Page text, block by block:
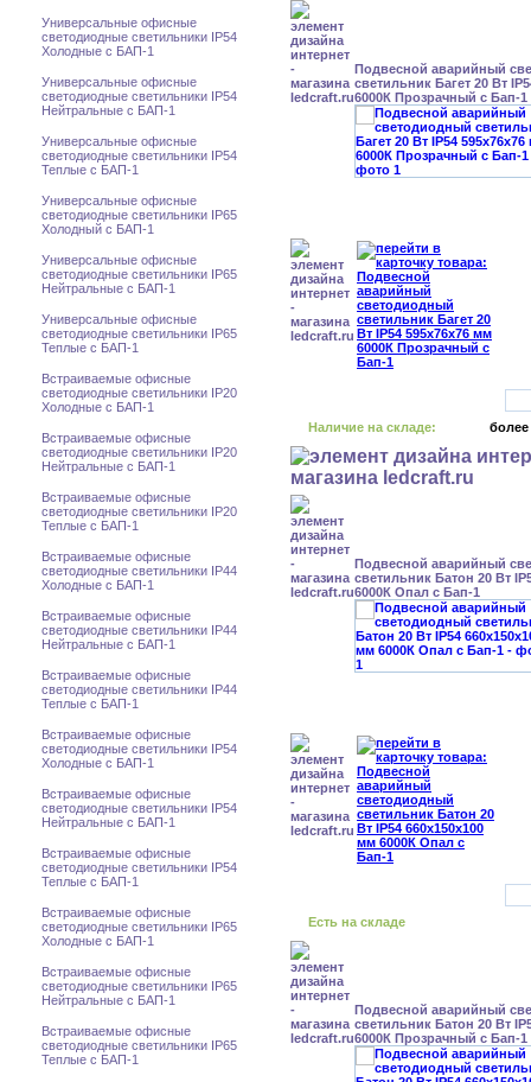
Универсальные офисные
светодиодные светильники IP54
Холодные с БАП-1
Универсальные офисные
светодиодные светильники IP54
Нейтральные с БАП-1
Универсальные офисные
светодиодные светильники IP54
Теплые с БАП-1
Универсальные офисные
светодиодные светильники IP65
Холодный с БАП-1
Универсальные офисные
светодиодные светильники IP65
Нейтральные с БАП-1
Универсальные офисные
светодиодные светильники IP65
Теплые с БАП-1
Встраиваемые офисные
светодиодные светильники IP20
Холодные с БАП-1
Встраиваемые офисные
светодиодные светильники IP20
Нейтральные с БАП-1
Встраиваемые офисные
светодиодные светильники IP20
Теплые с БАП-1
Встраиваемые офисные
светодиодные светильники IP44
Холодные с БАП-1
Встраиваемые офисные
светодиодные светильники IP44
Нейтральные с БАП-1
Встраиваемые офисные
светодиодные светильники IP44
Теплые с БАП-1
Встраиваемые офисные
светодиодные светильники IP54
Холодные с БАП-1
Встраиваемые офисные
светодиодные светильники IP54
Нейтральные с БАП-1
Встраиваемые офисные
светодиодные светильники IP54
Теплые с БАП-1
Встраиваемые офисные
светодиодные светильники IP65
Холодные с БАП-1
Встраиваемые офисные
светодиодные светильники IP65
Нейтральные с БАП-1
Встраиваемые офисные
светодиодные светильники IP65
Теплые с БАП-1
Подвесной аварийный
светильник Багет 20 Вт
6000К Прозрачный с Бап-1
Наличие на складе: более
Подвесной аварийный
светильник Батон 20 Вт
6000К Опал с Бап-1
Есть на складе
Подвесной аварийный
светильник Батон 20 Вт
6000К Прозрачный с Бап-1